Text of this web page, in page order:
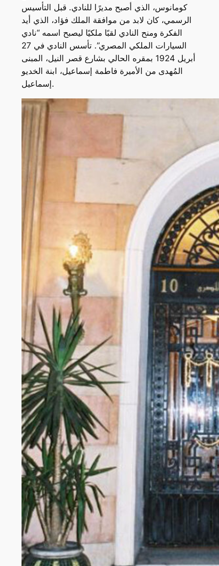
كومانوس، الذي أصبح مديرًا للنادي. قبل التأسيس
الرسمي، كان لابد من موافقة الملك فؤاد، الذي أيد
الفكرة ومنح النادي لقبًا ملكيًا ليصبح اسمه “نادي
السيارات الملكي المصري”. تأسس النادي في 27
أبريل 1924 بمقره الحالي بشارع قصر النيل، المبنى
المُهدى من الأميرة فاطمة إسماعيل، ابنة الخديو
إسماعيل.